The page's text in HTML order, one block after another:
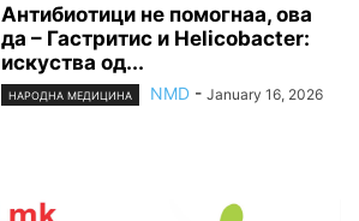
Антибиотици не помогнаа, ова
да – Гастритис и Helicobacter:
искуства од...
НАРОДНА МЕДИЦИНА NMD - January 16, 2026